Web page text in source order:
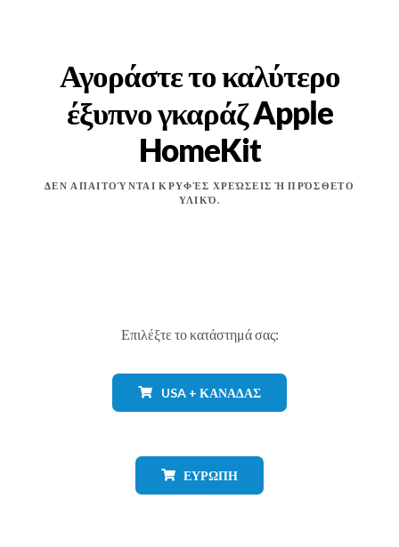
Αγοράστε το καλύτερο
έξυπνο γκαράζ Apple
HomeKit
ΔΕΝ ΑΠΑΙΤΟΎΝΤΑΙ ΚΡΥΦΈΣ ΧΡΕΏΣΕΙΣ Ή ΠΡΌΣΘΕΤΟ
ΥΛΙΚΌ.
Επιλέξτε το κατάστημά σας:
USA + ΚΑΝΑΔΆΣ
ΕΥΡΏΠΗ